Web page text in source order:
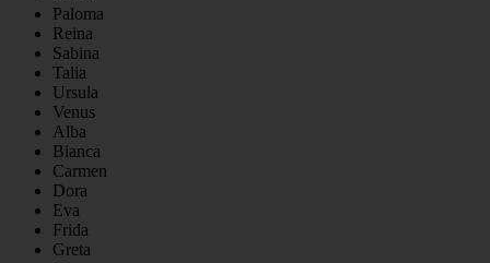
Paloma
Reina
Sabina
Talia
Ursula
Venus
Alba
Bianca
Carmen
Dora
Eva
Frida
Greta